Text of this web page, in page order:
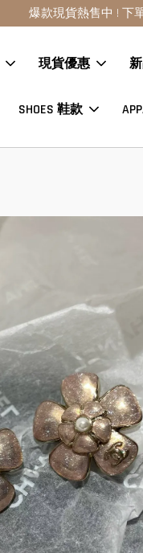
現貨商品下
現貨優惠
SHOES 鞋款